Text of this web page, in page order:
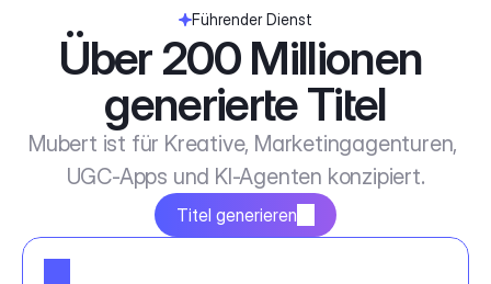
Führender Dienst
Über 200 Millionen
generierte Titel
Mubert ist für Kreative, Marketingagenturen,
UGC-Apps und KI-Agenten konzipiert.
Titel generieren